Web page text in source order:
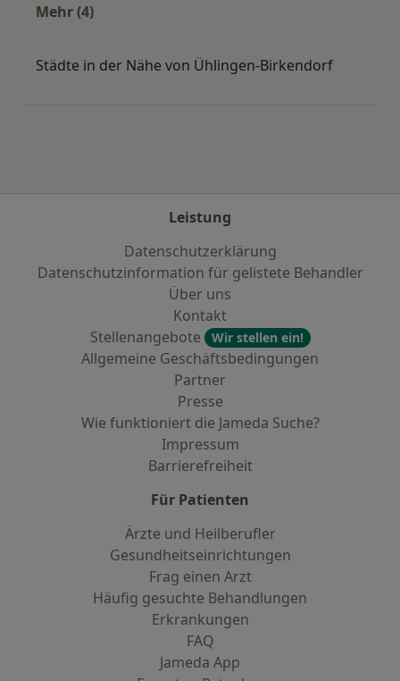
Mehr (4)
Städte in der Nähe von Ühlingen-Birkendorf
Leistung
Datenschutzerklärung
Datenschutzinformation für gelistete Behandler
Über uns
Kontakt
Stellenangebote
Wir stellen ein!
Allgemeine Geschäftsbedingungen
Partner
Presse
Wie funktioniert die Jameda Suche?
Impressum
Barrierefreiheit
Für Patienten
Ärzte und Heilberufler
Gesundheitseinrichtungen
Frag einen Arzt
Häufig gesuchte Behandlungen
Erkrankungen
FAQ
Jameda App